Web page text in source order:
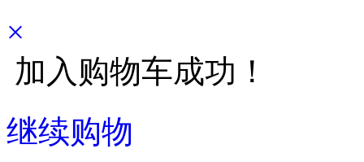
×
加入购物车成功！
继续购物